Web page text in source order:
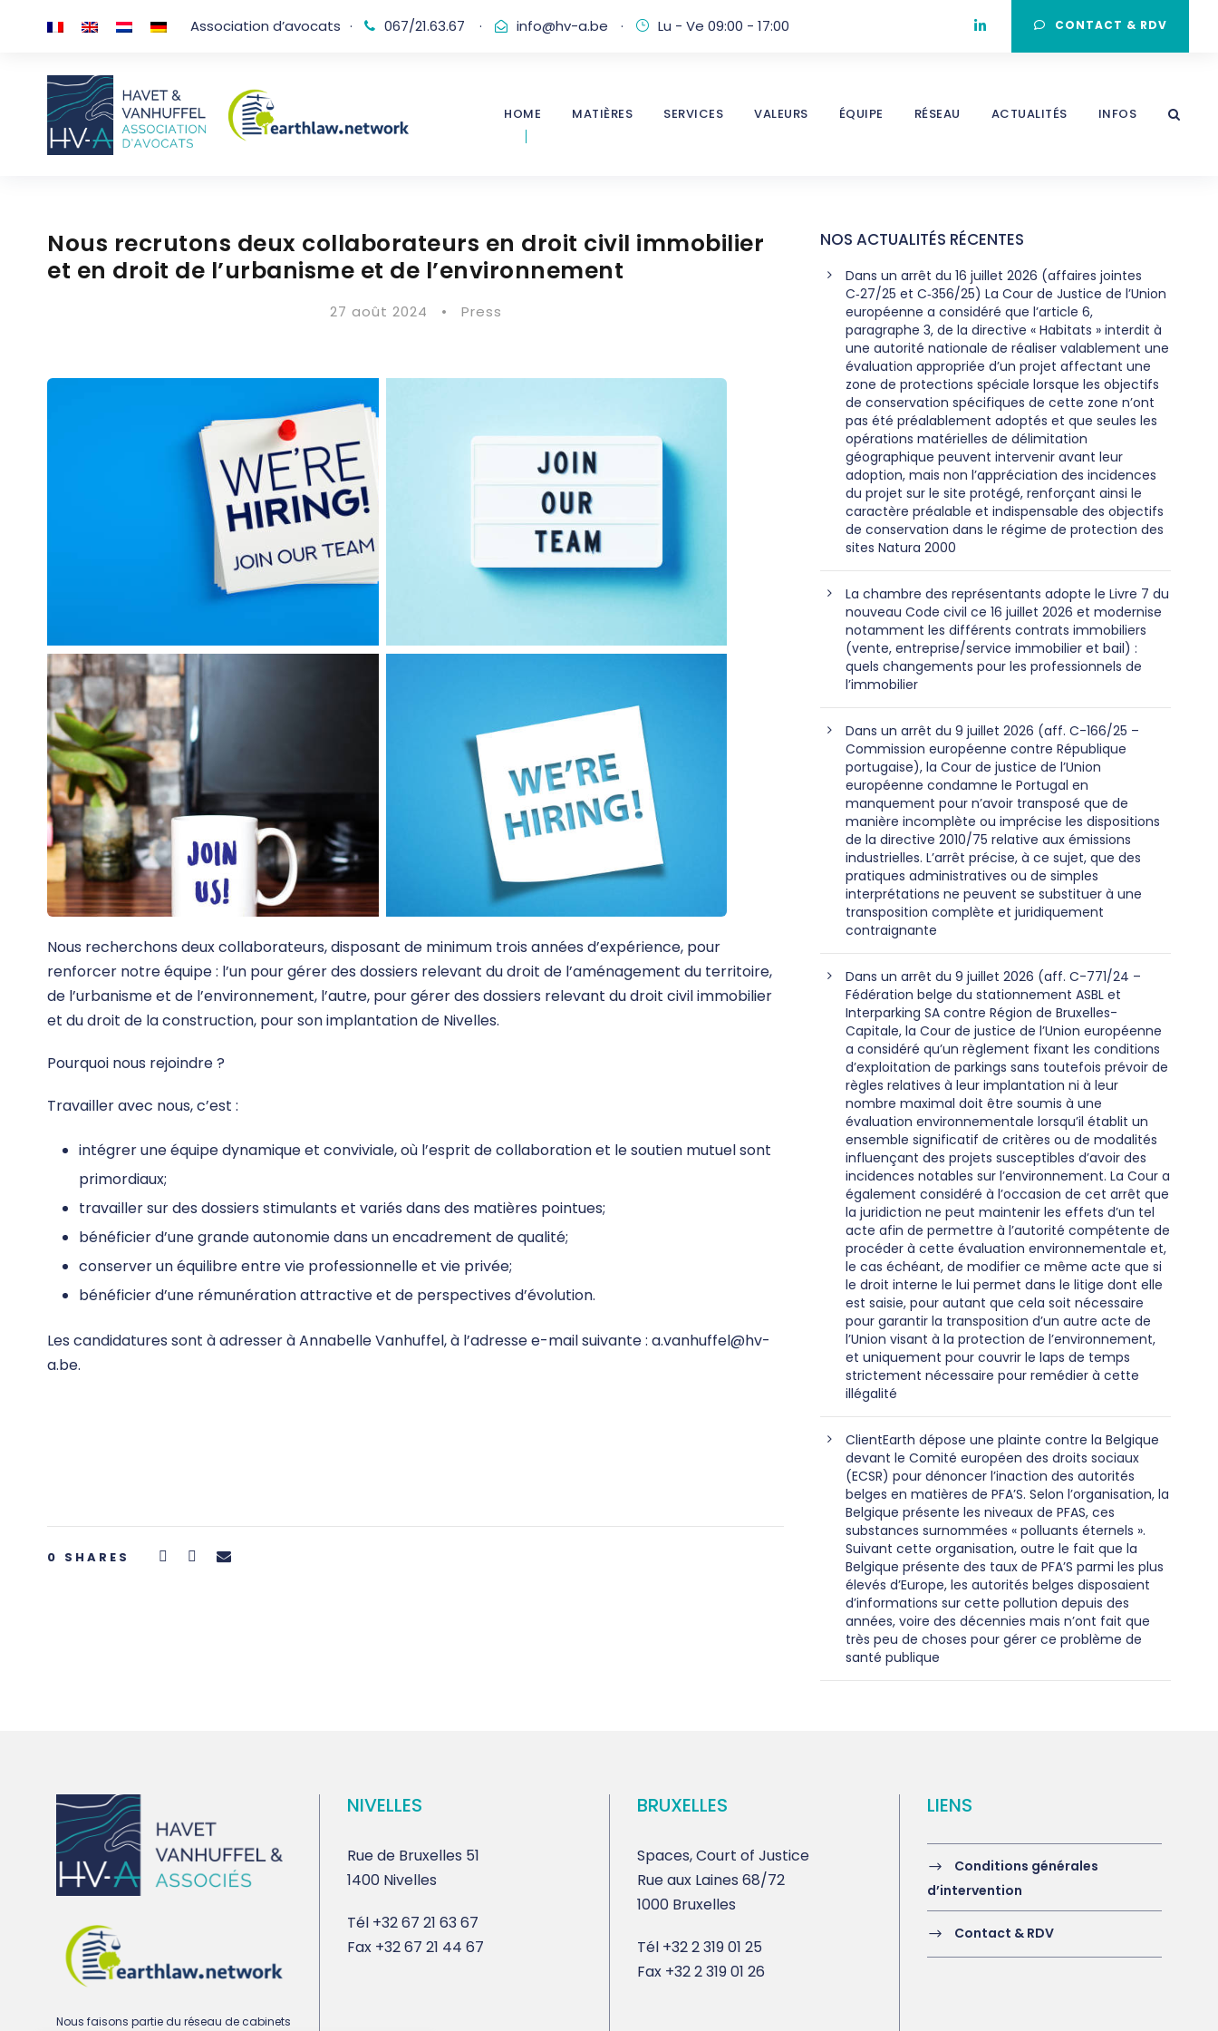
Association d’avocats · 067/21.63.67 · info@hv-a.be · Lu - Ve 09:00 - 17:00 CONTACT & RDV
HOME MATIÈRES SERVICES VALEURS ÉQUIPE RÉSEAU ACTUALITÉS INFOS
Nous recrutons deux collaborateurs en droit civil immobilier
et en droit de l’urbanisme et de l’environnement
27 août 2024 • Press
Nous recherchons deux collaborateurs, disposant de minimum trois années d’expérience, pour
renforcer notre équipe : l’un pour gérer des dossiers relevant du droit de l’aménagement du territoire,
de l’urbanisme et de l’environnement, l’autre, pour gérer des dossiers relevant du droit civil immobilier
et du droit de la construction, pour son implantation de Nivelles.
Pourquoi nous rejoindre ?
Travailler avec nous, c’est :
intégrer une équipe dynamique et conviviale, où l’esprit de collaboration et le soutien mutuel sont
primordiaux;
travailler sur des dossiers stimulants et variés dans des matières pointues;
bénéficier d’une grande autonomie dans un encadrement de qualité;
conserver un équilibre entre vie professionnelle et vie privée;
bénéficier d’une rémunération attractive et de perspectives d’évolution.
Les candidatures sont à adresser à Annabelle Vanhuffel, à l’adresse e-mail suivante : a.vanhuffel@hv-
a.be.
0 SHARES
NOS ACTUALITÉS RÉCENTES
Dans un arrêt du 16 juillet 2026 (affaires jointes
C‑27/25 et C‑356/25) La Cour de Justice de l’Union
européenne a considéré que l’article 6,
paragraphe 3, de la directive « Habitats » interdit à
une autorité nationale de réaliser valablement une
évaluation appropriée d’un projet affectant une
zone de protections spéciale lorsque les objectifs
de conservation spécifiques de cette zone n’ont
pas été préalablement adoptés et que seules les
opérations matérielles de délimitation
géographique peuvent intervenir avant leur
adoption, mais non l’appréciation des incidences
du projet sur le site protégé, renforçant ainsi le
caractère préalable et indispensable des objectifs
de conservation dans le régime de protection des
sites Natura 2000
La chambre des représentants adopte le Livre 7 du
nouveau Code civil ce 16 juillet 2026 et modernise
notamment les différents contrats immobiliers
(vente, entreprise/service immobilier et bail) :
quels changements pour les professionnels de
l’immobilier
Dans un arrêt du 9 juillet 2026 (aff. C-166/25 –
Commission européenne contre République
portugaise), la Cour de justice de l’Union
européenne condamne le Portugal en
manquement pour n’avoir transposé que de
manière incomplète ou imprécise les dispositions
de la directive 2010/75 relative aux émissions
industrielles. L’arrêt précise, à ce sujet, que des
pratiques administratives ou de simples
interprétations ne peuvent se substituer à une
transposition complète et juridiquement
contraignante
Dans un arrêt du 9 juillet 2026 (aff. C-771/24 –
Fédération belge du stationnement ASBL et
Interparking SA contre Région de Bruxelles-
Capitale, la Cour de justice de l’Union européenne
a considéré qu’un règlement fixant les conditions
d’exploitation de parkings sans toutefois prévoir de
règles relatives à leur implantation ni à leur
nombre maximal doit être soumis à une
évaluation environnementale lorsqu’il établit un
ensemble significatif de critères ou de modalités
influençant des projets susceptibles d’avoir des
incidences notables sur l’environnement. La Cour a
également considéré à l’occasion de cet arrêt que
la juridiction ne peut maintenir les effets d’un tel
acte afin de permettre à l’autorité compétente de
procéder à cette évaluation environnementale et,
le cas échéant, de modifier ce même acte que si
le droit interne le lui permet dans le litige dont elle
est saisie, pour autant que cela soit nécessaire
pour garantir la transposition d’un autre acte de
l’Union visant à la protection de l’environnement,
et uniquement pour couvrir le laps de temps
strictement nécessaire pour remédier à cette
illégalité
ClientEarth dépose une plainte contre la Belgique
devant le Comité européen des droits sociaux
(ECSR) pour dénoncer l’inaction des autorités
belges en matières de PFA’S. Selon l’organisation, la
Belgique présente les niveaux de PFAS, ces
substances surnommées « polluants éternels ».
Suivant cette organisation, outre le fait que la
Belgique présente des taux de PFA’S parmi les plus
élevés d’Europe, les autorités belges disposaient
d’informations sur cette pollution depuis des
années, voire des décennies mais n’ont fait que
très peu de choses pour gérer ce problème de
santé publique
Nous faisons partie du réseau de cabinets
NIVELLES
Rue de Bruxelles 51
1400 Nivelles
Tél +32 67 21 63 67
Fax +32 67 21 44 67
BRUXELLES
Spaces, Court of Justice
Rue aux Laines 68/72
1000 Bruxelles
Tél +32 2 319 01 25
Fax +32 2 319 01 26
LIENS
Conditions générales
d’intervention
Contact & RDV